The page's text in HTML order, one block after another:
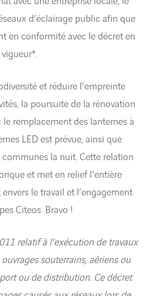
d’éclairage public afin que
en conformité avec le décret en
vigueur*.
et réduire l’empreinte
la poursuite de la rénovation
le remplacement des lanternes à
LED est prévue, ainsi que
la nuit. Cette relation
et met en relief l’entière
le travail et l’engagement
Citeos. Bravo !
relatif à l’exécution de travaux
souterrains, aériens ou
ou de distribution. Ce décret